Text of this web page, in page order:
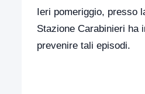
Ieri pomeriggio, presso
Stazione Carabinieri ha
prevenire tali episodi.